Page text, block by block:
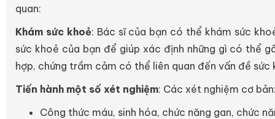
quan:
Khám sức khoẻ: Bác sĩ của bạn có thể khám sức
sức khoẻ của bạn để giúp xác định những gì có thể
hợp, chứng trầm cảm có thể liên quan đến vấn đề
Tiến hành một số xét nghiệm: Các xét nghiệm cơ
Công thức máu, sinh hóa, chức năng gan, chức